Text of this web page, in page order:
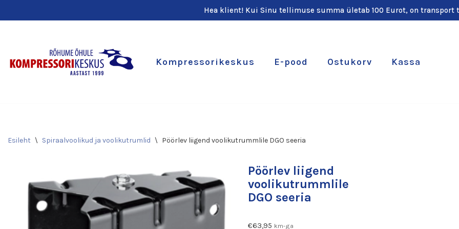
Hea klient! Kui Sinu tellimuse summa ületab 100 Eurot, on transport
Kompressorikeskus E-pood Ostukorv Kassa
Esileht \ Spiraalvoolikud ja voolikutrumlid \ Pöörlev liigend voolikutrummlile DGO seeria
Pöörlev liigend
voolikutrummlile
DGO seeria
€63,95 km-ga